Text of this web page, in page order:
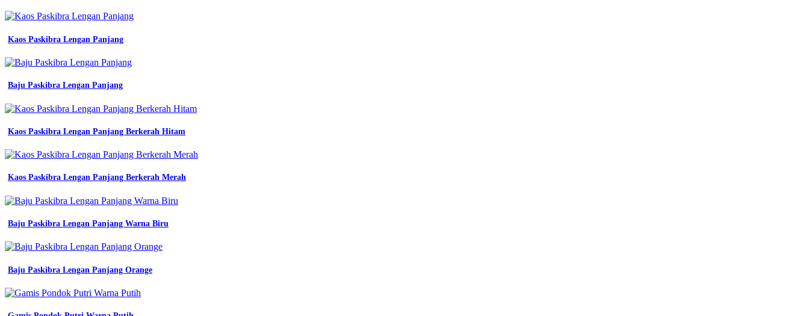
printing
bikin
desain
jersey
putih
abu
Jersey
Printing
Warna
Pink
Jersey
Printing
Warna
Putih
warna
2
printing
Kaos Paskibra Lengan Panjang
Baju Paskibra Lengan Panjang
Kaos Paskibra Lengan Panjang Berkerah Hitam
Kaos Paskibra Lengan Panjang Berkerah Merah
Baju Paskibra Lengan Panjang Warna Biru
Baju Paskibra Lengan Panjang Orange